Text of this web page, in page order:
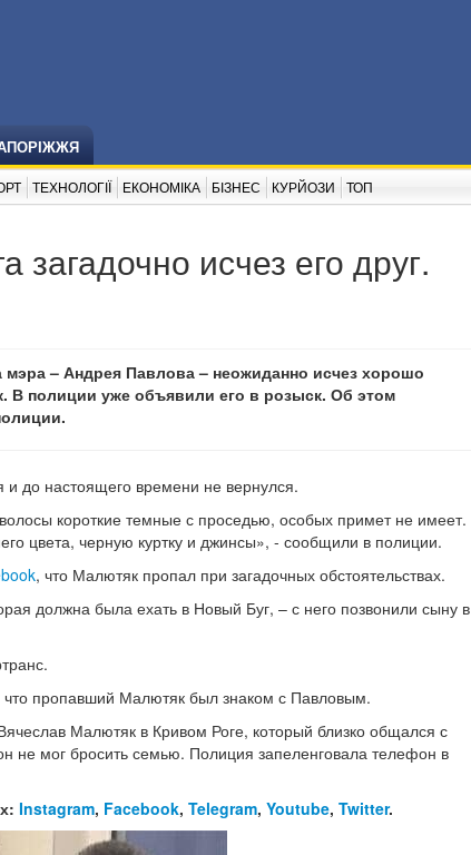
ТЕХНОЛОГІЇ ЕКОНОМІКА БІЗНЕС КУРЙОЗИ ТОП
исчез его друг.
– Андрея Павлова – неожиданно исчез хорошо
В полиции уже объявили его в розыск. Об этом
до настоящего времени не вернулся.
короткие темные с проседью, особых примет не имеет.
цвета, черную куртку и джинсы», - сообщили в полиции.
, что Малютяк пропал при загадочных обстоятельствах.
должна была ехать в Новый Буг, – с него позвонили сыну в
что пропавший Малютяк был знаком с Павловым.
Малютяк в Кривом Роге, который близко общался с
не мог бросить семью. Полиция запеленговала телефон в
Instagram, Facebook, Telegram, Youtube, Twitter.